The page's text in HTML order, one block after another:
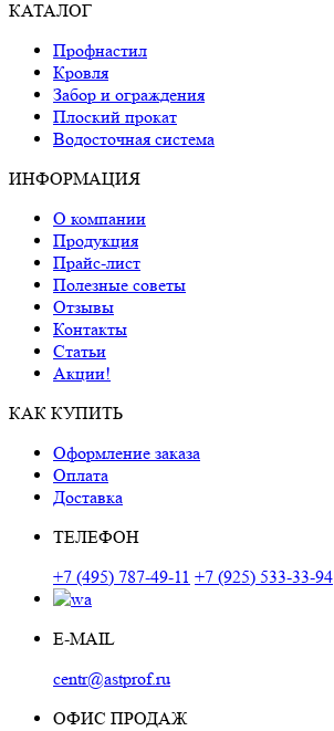
КАТАЛОГ
Профнастил
Кровля
Забор и ограждения
Плоский прокат
Водосточная система
ИНФОРМАЦИЯ
О компании
Продукция
Прайс-лист
Полезные советы
Отзывы
Контакты
Статьи
Акции!
КАК КУПИТЬ
Оформление заказа
Оплата
Доставка
ТЕЛЕФОН
+7 (495) 787-49-11 +7 (925) 533-33-94
E-MAIL
centr@astprof.ru
ОФИС ПРОДАЖ